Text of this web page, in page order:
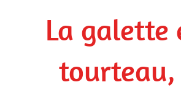
La galette
tourteau,